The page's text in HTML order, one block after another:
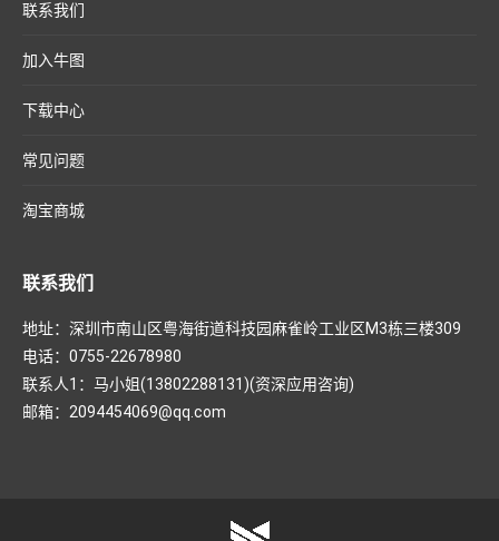
联系我们
加入牛图
下载中心
常见问题
淘宝商城
联系我们
地址：深圳市南山区粤海街道科技园麻雀岭工业区M3栋三楼309
电话：0755-22678980
联系人1：马小姐(13802288131)(资深应用咨询)
邮箱：2094454069@qq.com